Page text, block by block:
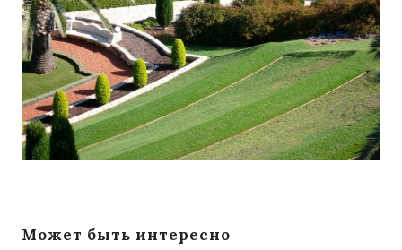
Может быть интересно